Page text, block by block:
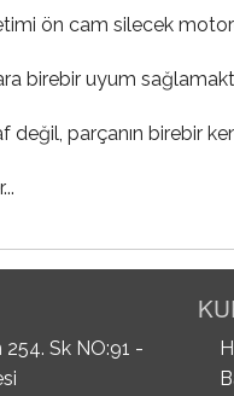
ön cam silecek
birebir uyum
parçanın birebir
Sk NO:91 -